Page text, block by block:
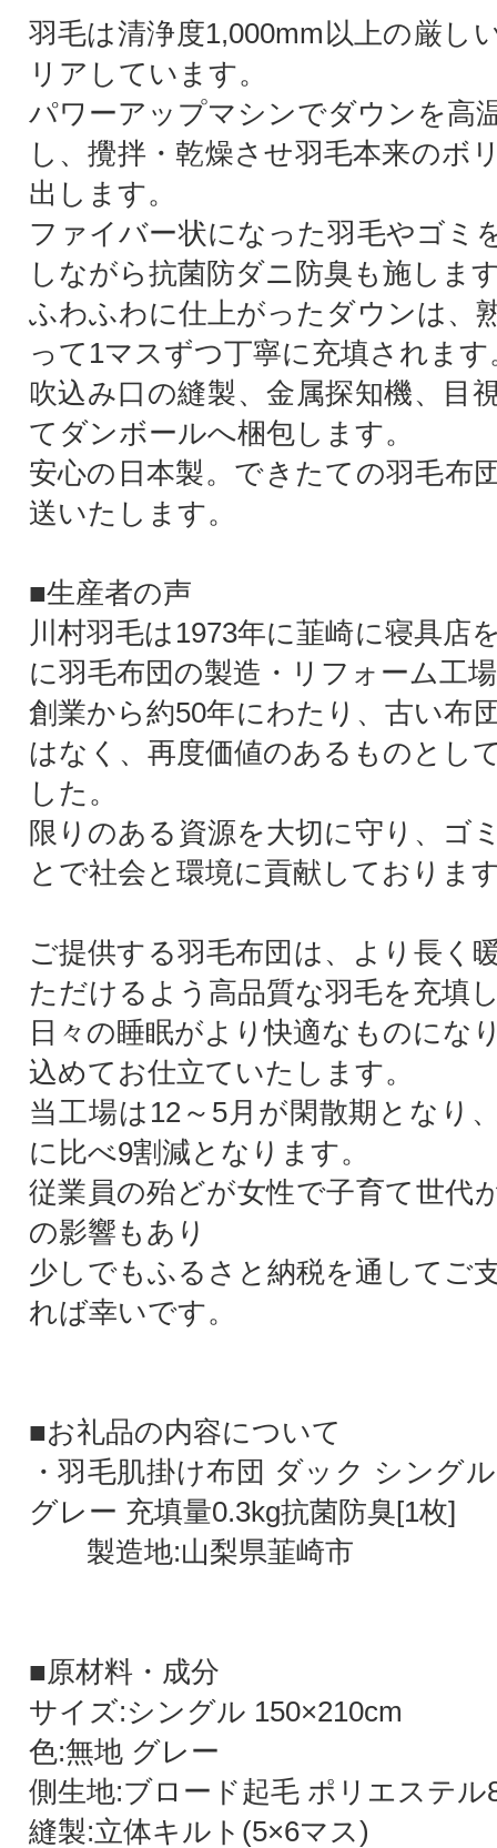
羽毛は清浄度1,000mm以上の厳し
リアしています。
パワーアップマシンでダウンを高
し、攪拌・乾燥させ羽毛本来のボ
出します。
ファイバー状になった羽毛やゴミ
しながら抗菌防ダニ防臭も施しま
ふわふわに仕上がったダウンは、
って1マスずつ丁寧に充填されます
吹込み口の縫製、金属探知機、目
てダンボールへ梱包します。
安心の日本製。できたての羽毛布
送いたします。
■生産者の声
川村羽毛は1973年に韮崎に寝具店
に羽毛布団の製造・リフォーム工
創業から約50年にわたり、古い布
はなく、再度価値のあるものとし
した。
限りのある資源を大切に守り、ゴ
とで社会と環境に貢献しておりま
ご提供する羽毛布団は、より長く
ただけるよう高品質な羽毛を充填
日々の睡眠がより快適なものにな
込めてお仕立ていたします。
当工場は12～5月が閑散期となり
に比べ9割減となります。
従業員の殆どが女性で子育て世代
の影響もあり
少しでもふるさと納税を通してご
れば幸いです。
■お礼品の内容について
・羽毛肌掛け布団 ダック シング
グレー 充填量0.3kg抗菌防臭[1枚]
製造地:山梨県韮崎市
■原材料・成分
サイズ:シングル 150×210cm
色:無地 グレー
側生地:ブロード起毛 ポリエステ
縫製:立体キルト(5×6マス)